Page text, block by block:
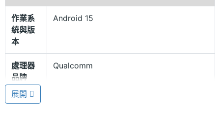
MIL-STD-810 軍規認證
SHARP AQUOS R10 外型由知名設計三宅一成創立的
「miyake design」團隊監製，並且延續廣受好評的
「自由曲線」造型，獨特的非圓非方設計圍繞鏡頭展
開，搭配具光澤感的高級玻璃材質，無論居家或外出
皆展現質感品味。另外，AQUOS R10 不僅具備 IP65 /
作業系
統與版
本
Android 15
處理器
品牌
Qualcomm
處理器
展開